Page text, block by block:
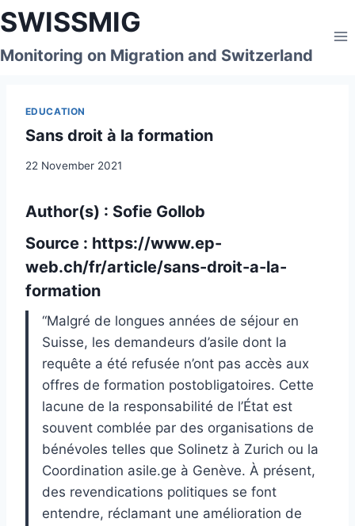
Skip
to
content
SWISSMIG
Monitoring on Migration and Switzerland
EDUCATION
Sans droit à la formation
22 November 2021
Author(s) : Sofie Gollob
Source : https://www.ep-
web.ch/fr/article/sans-droit-a-la-
formation
“Malgré de longues années de séjour en
Suisse, les demandeurs d’asile dont la
requête a été refusée n’ont pas accès aux
offres de formation postobligatoires. Cette
lacune de la responsabilité de l’État est
souvent comblée par des organisations de
bénévoles telles que Solinetz à Zurich ou la
Coordination asile.ge à Genève. À présent,
des revendications politiques se font
entendre, réclamant une amélioration de